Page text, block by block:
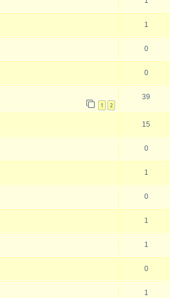
1
0
0
1 2
39
15
0
1
0
1
1
0
1